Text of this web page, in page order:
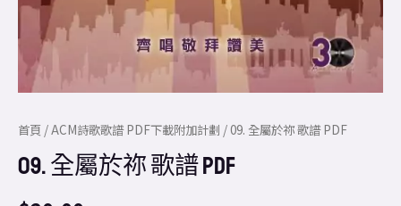
首頁 /ACM詩歌歌譜 PDF下載附加計劃 / 09. 全屬於祢 歌譜 PDF
09. 全屬於祢 歌譜 PDF